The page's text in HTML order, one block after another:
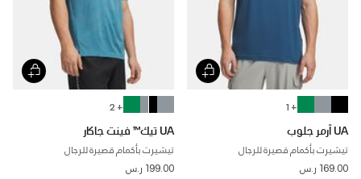
+ 1
UA آرمر جلوب
تيشيرت بأكمام قصيرة للرجال
169.00 ر.س
+ 2
UA تيك™ فينت جاكار
تيشيرت بأكمام قصيرة للرجال
199.00 ر.س